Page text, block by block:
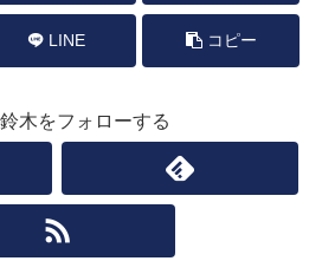
LINE コピー
木をフォローする